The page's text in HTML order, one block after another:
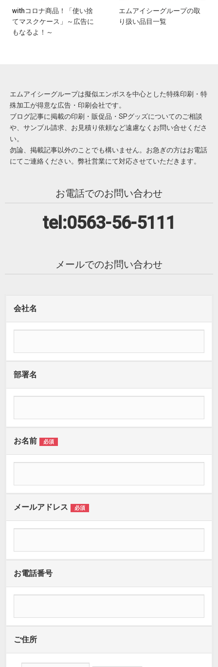
withコロナ商品！「使い捨
てマスクケース」～広告に
もなるよ！～
エムアイシーグループの取
り扱い品目一覧
エムアイシーグループは擬似エンボスを中心とした特殊印刷・特
殊加工が得意な広告・印刷会社です。
ブログ記事に掲載の印刷・販促品・SPグッズについてのご相談
や、サンプル請求、お見積り依頼など遠慮なくお問い合せくださ
い。
勿論、掲載記事以外のことでも構いません。お急ぎの方はお電話
にてご連絡ください。弊社営業にて対応させていただきます。
お電話でのお問い合わせ
tel:0563-56-5111
メールでのお問い合わせ
会社名
部署名
お名前 必須
メールアドレス 必須
お電話番号
ご住所